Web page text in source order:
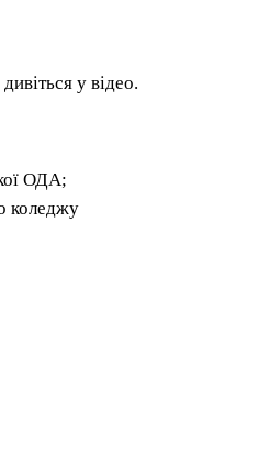
у відео.
ОДА;
коледжу